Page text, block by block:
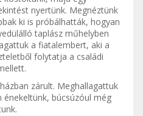
nyertünk. Megnéztünk
ki is próbálhatták, hogyan
taplász műhelyben
a fiatalembert, aki a
folytatja a családi
zárult. Meghallagattuk
énekeltünk, búcsúzóul még